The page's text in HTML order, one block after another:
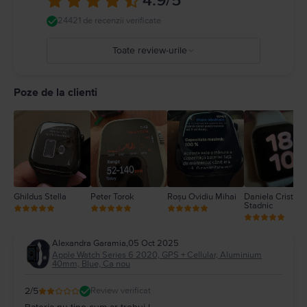
magnetice de încărcare Apple Watch. Apple Watch nu este un dispozitiv
medical și nu poate înlocui o opinie medicală profesională. Detalii complete
https://support.apple.com/ro-
24421 de recenzii verificate
Toate review-urile
1
Poze de la clienti
Ghildus Stella Peter Torok Roșu Ovidiu Mihai
Daniela Cristina
Stadnic
Alexandra Garamia,05 Oct 2025
Apple Watch Series 6 2020, GPS + Cellular, Aluminium
40mm, Blue, Ca nou
2/5 Review verificat